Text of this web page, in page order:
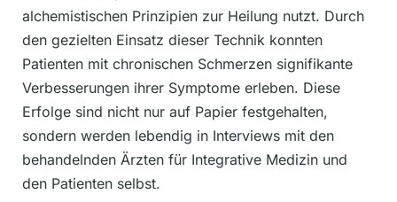
alchemistischen Prinzipien zur Heilung nutzt. Durch
den gezielten Einsatz dieser Technik konnten
Patienten mit chronischen Schmerzen signifikante
Verbesserungen ihrer Symptome erleben. Diese
Erfolge sind nicht nur auf Papier festgehalten,
sondern werden lebendig in Interviews mit den
behandelnden Ärzten für Integrative Medizin und
den Patienten selbst.